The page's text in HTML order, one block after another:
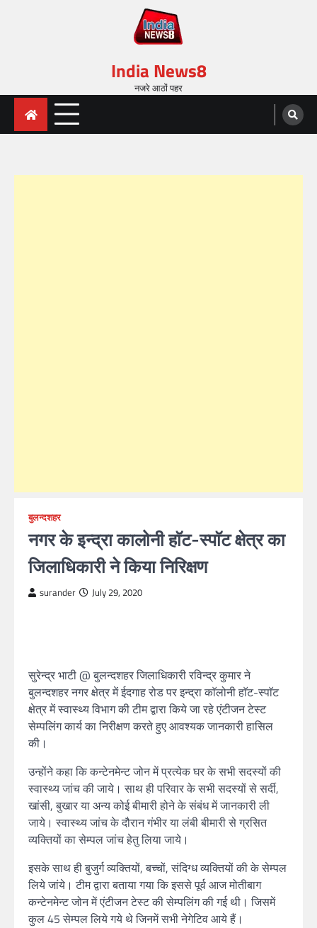
India News8
नजरे आठों पहर
बुलन्दशहर
नगर के इन्द्रा कालोनी हाॅट-स्पाॅट क्षेत्र का
जिलाधिकारी ने किया निरिक्षण
surander July 29, 2020
सुरेन्द्र भाटी @ बुलन्दशहर जिलाधिकारी रविन्द्र कुमार ने
बुलन्दशहर नगर क्षेत्र में ईदगाह रोड पर इन्द्रा काॅलोनी हाॅट-स्पाॅट
क्षेत्र में स्वास्थ्य विभाग की टीम द्वारा किये जा रहे एंटीजन टेस्ट
सेम्पलिंग कार्य का निरीक्षण करते हुए आवश्यक जानकारी हासिल
की।
उन्होंने कहा कि कन्टेनमेन्ट जोन में प्रत्येक घर के सभी सदस्यों की
स्वास्थ्य जांच की जाये। साथ ही परिवार के सभी सदस्यों से सर्दी,
खांसी, बुखार या अन्य कोई बीमारी होने के संबंध में जानकारी ली
जाये। स्वास्थ्य जांच के दौरान गंभीर या लंबी बीमारी से ग्रसित
व्यक्तियों का सेम्पल जांच हेतु लिया जाये।
इसके साथ ही बुजुर्ग व्यक्तियों, बच्चों, संदिग्ध व्यक्तियों की के सेम्पल
लिये जांये। टीम द्वारा बताया गया कि इससे पूर्व आज मोतीबाग
कन्टेनमेन्ट जोन में एंटीजन टेस्ट की सेम्पलिंग की गई थी। जिसमें
कुल 45 सेम्पल लिये गये थे जिनमें सभी नेगेटिव आये हैं।